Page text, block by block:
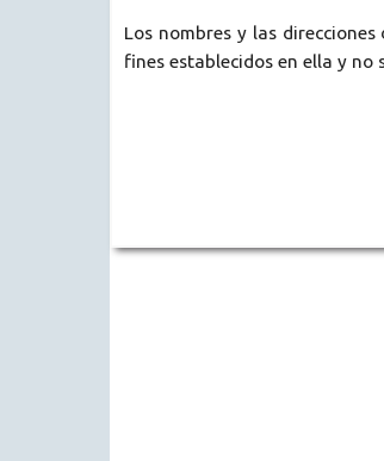
Los nombres y las
fines establecidos en ella y